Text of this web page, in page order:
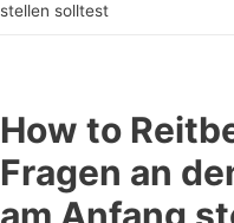
stellen solltest
How to
Fragen an
am Anfang